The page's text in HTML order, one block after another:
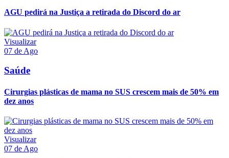
AGU pedirá na Justiça a retirada do Discord do ar
Visualizar
07 de Ago
Saúde
Cirurgias plásticas de mama no SUS crescem mais de 50% em
dez anos
Visualizar
07 de Ago